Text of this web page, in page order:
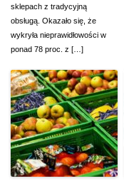
sklepach z tradycyjną
obsługą. Okazało się, że
wykryła nieprawidłowości w
ponad 78 proc. z […]